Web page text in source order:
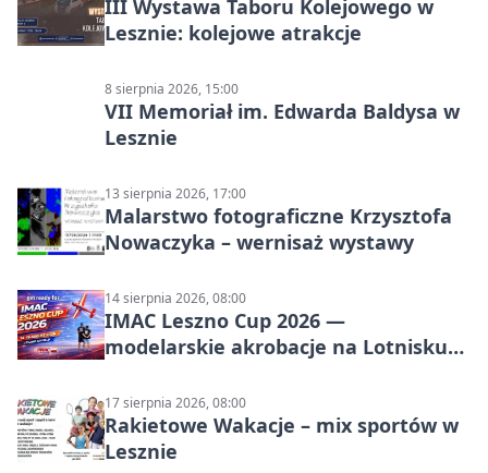
III Wystawa Taboru Kolejowego w
Lesznie: kolejowe atrakcje
8 sierpnia 2026, 15:00
VII Memoriał im. Edwarda Baldysa w
Lesznie
13 sierpnia 2026, 17:00
Malarstwo fotograficzne Krzysztofa
Nowaczyka – wernisaż wystawy
14 sierpnia 2026, 08:00
IMAC Leszno Cup 2026 —
modelarskie akrobacje na Lotnisku
17 sierpnia 2026, 08:00
Rakietowe Wakacje – mix sportów w
Lesznie